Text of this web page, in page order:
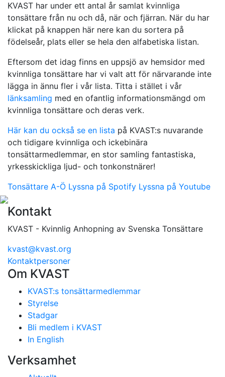
KVAST har under ett antal år samlat kvinnliga
tonsättare från nu och då, när och fjärran. När du har
klickat på knappen här nere kan du sortera på
födelseår, plats eller se hela den alfabetiska listan.
Eftersom det idag finns en uppsjö av hemsidor med
kvinnliga tonsättare har vi valt att för närvarande inte
lägga in ännu fler i vår lista. Titta i stället i vår
länksamling med en ofantlig informationsmängd om
kvinnliga tonsättare och deras verk.
Här kan du också se en lista på KVAST:s nuvarande
och tidigare kvinnliga och ickebinära
tonsättarmedlemmar, en stor samling fantastiska,
yrkesskickliga ljud- och tonkonstnärer!
Tonsättare A-Ö Lyssna på Spotify Lyssna på Youtube
Kontakt
KVAST - Kvinnlig Anhopning av Svenska Tonsättare
kvast@kvast.org
Kontaktpersoner
Om KVAST
KVAST:s tonsättarmedlemmar
Styrelse
Stadgar
Bli medlem i KVAST
In English
Verksamhet